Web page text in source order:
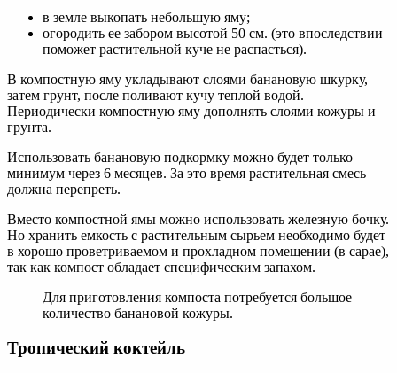
в земле выкопать небольшую яму;
огородить ее забором высотой 50 см. (это впоследствии
поможет растительной куче не распасться).
В компостную яму укладывают слоями банановую шкурку,
затем грунт, после поливают кучу теплой водой.
Периодически компостную яму дополнять слоями кожуры и
грунта.
Использовать банановую подкормку можно будет только
минимум через 6 месяцев. За это время растительная смесь
должна перепреть.
Вместо компостной ямы можно использовать железную бочку.
Но хранить емкость с растительным сырьем необходимо будет
в хорошо проветриваемом и прохладном помещении (в сарае),
так как компост обладает специфическим запахом.
Для приготовления компоста потребуется большое
количество банановой кожуры.
Тропический коктейль